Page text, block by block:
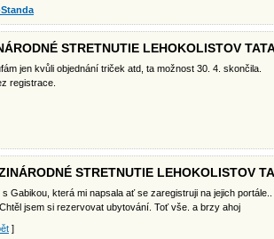
STRETNUTIE LEHOKOLISTOV
jen kvůli objednání triček atd, ta možnost 30. 4. skončila.
registrace.
STRETNUTIE LEHOKOLISTOV
s Gabikou, která mi napsala ať se zaregistruji na jejich
jsem si rezervovat ubytování. Toť vše. a brzy ahoj
]